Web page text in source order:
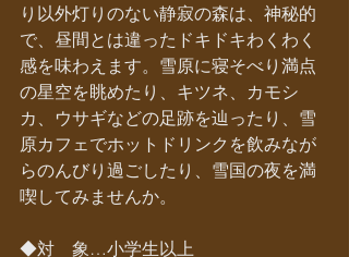
り以外灯りのない静寂の森は、神秘的
で、昼間とは違ったドキドキわくわく
感を味わえます。雪原に寝そべり満点
の星空を眺めたり、キツネ、カモシ
カ、ウサギなどの足跡を辿ったり、雪
原カフェでホットドリンクを飲みなが
らのんびり過ごしたり、雪国の夜を満
喫してみませんか。
◆対　象…小学生以上